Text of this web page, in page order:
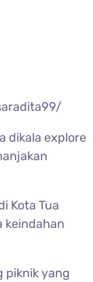
dikala explore
Kota Tua
keindahan
piknik yang